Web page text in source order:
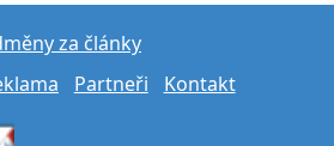
za články
Partneři Kontakt